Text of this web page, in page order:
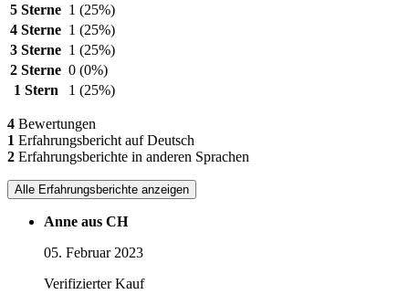
5 Sterne 1 (25%)
4 Sterne 1 (25%)
3 Sterne 1 (25%)
2 Sterne 0 (0%)
1 Stern
1 (25%)
4 Bewertungen
1 Erfahrungsbericht auf Deutsch
2 Erfahrungsberichte in anderen Sprachen
Alle Erfahrungsberichte anzeigen
Anne aus CH
05. Februar 2023
Verifizierter Kauf